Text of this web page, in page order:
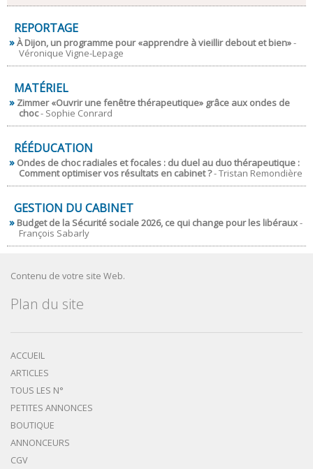
REPORTAGE
À Dijon, un programme pour «apprendre à vieillir debout et bien»-
Véronique Vigne-Lepage
MATÉRIEL
Zimmer «Ouvrir une fenêtre thérapeutique» grâce aux ondes de
choc- Sophie Conrard
RÉÉDUCATION
Ondes de choc radiales et focales : du duel au duo thérapeutique :
Comment optimiser vos résultats en cabinet ?- Tristan Remondière
GESTION DU CABINET
Budget de la Sécurité sociale 2026, ce qui change pour les libéraux-
François Sabarly
Contenu de votre site Web.
Plan du site
ACCUEIL
ARTICLES
TOUS LES N°
PETITES ANNONCES
BOUTIQUE
ANNONCEURS
CGV